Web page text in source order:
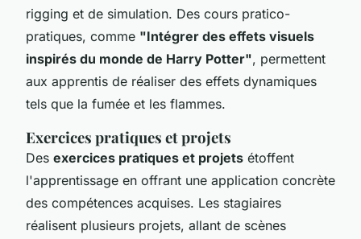
rigging et de simulation. Des cours pratico-
pratiques, comme "Intégrer des effets visuels
inspirés du monde de Harry Potter", permettent
aux apprentis de réaliser des effets dynamiques
tels que la fumée et les flammes.
Exercices pratiques et projets
Des exercices pratiques et projets étoffent
l'apprentissage en offrant une application concrète
des compétences acquises. Les stagiaires
réalisent plusieurs projets, allant de scènes